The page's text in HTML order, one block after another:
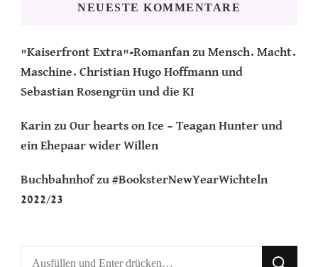
NEUESTE KOMMENTARE
"Kaiserfront Extra"-Romanfan zu Mensch. Macht.
Maschine. Christian Hugo Hoffmann und
Sebastian Rosengrün und die KI
Karin zu Our hearts on Ice – Teagan Hunter und
ein Ehepaar wider Willen
Buchbahnhofzu #BooksterNewYearWichteln
2022/23
Suchst